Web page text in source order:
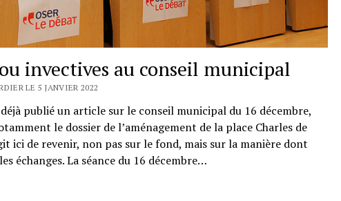
invectives au conseil municipal
LE 5 JANVIER 2022
publié un article sur le conseil municipal du 16 décembre,
le dossier de l’aménagement de la place Charles de
ici de revenir, non pas sur le fond, mais sur la manière dont
échanges. La séance du 16 décembre…